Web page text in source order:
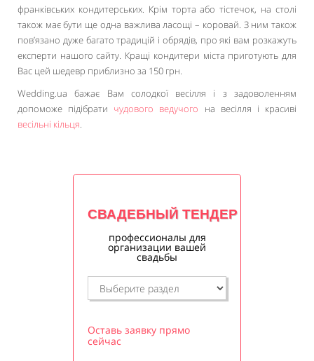
франківських кондитерських. Крім торта або тістечок, на столі
також має бути ще одна важлива ласощі – коровай. З ним також
пов’язано дуже багато традицій і обрядів, про які вам розкажуть
експерти нашого сайту. Кращі кондитери міста приготують для
Вас цей шедевр приблизно за 150 грн.
Wedding.ua бажає Вам солодкої весілля і з задоволенням
допоможе підібрати чудового ведучого на весілля і красиві
весільні кільця.
СВАДЕБНЫЙ ТЕНДЕР
профессионалы для
организации вашей
свадьбы
Оставь заявку прямо
сейчас